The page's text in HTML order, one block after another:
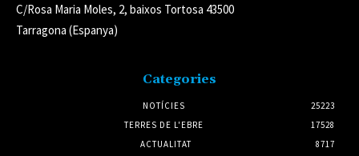
C/Rosa Maria Moles, 2, baixos Tortosa 43500
Tarragona (Espanya)
Categories
NOTÍCIES
25223
TERRES DE L'EBRE
17528
ACTUALITAT
8717